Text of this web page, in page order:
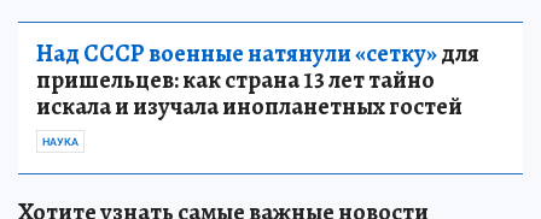
Над СССР военные натянули «сетку»для
пришельцев: как страна 13 лет тайно
искала и изучала инопланетных гостей
НАУКА
Хотите узнать самые важные новости